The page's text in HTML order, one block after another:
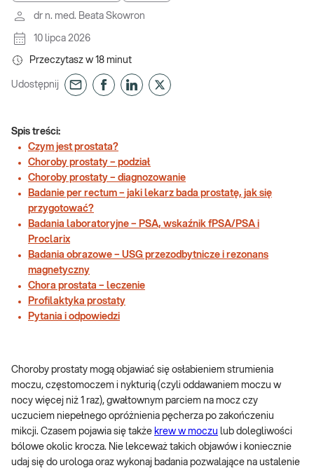
dr n. med. Beata Skowron
10 lipca 2026
Przeczytasz w 18 minut
Udostępnij
Spis treści:
Czym jest prostata?
Choroby prostaty – podział
Choroby prostaty – diagnozowanie
Badanie per rectum – jaki lekarz bada prostatę, jak się
przygotować?
Badania laboratoryjne – PSA, wskaźnik fPSA/PSA i
Proclarix
Badania obrazowe – USG przezodbytnicze i rezonans
magnetyczny
Chora prostata – leczenie
Profilaktyka prostaty
Pytania i odpowiedzi
Choroby prostaty mogą objawiać się osłabieniem strumienia
moczu, częstomoczem i nykturią (czyli oddawaniem moczu w
nocy więcej niż 1 raz), gwałtownym parciem na mocz czy
uczuciem niepełnego opróżnienia pęcherza po zakończeniu
mikcji. Czasem pojawia się także krew w moczu lub dolegliwości
bólowe okolic krocza. Nie lekceważ takich objawów i koniecznie
udaj się do urologa oraz wykonaj badania pozwalające na ustalenie